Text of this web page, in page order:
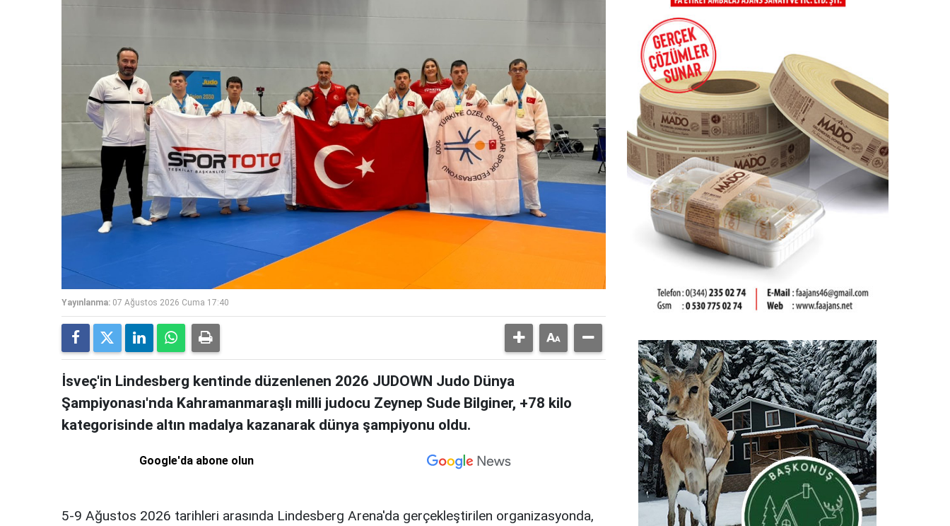
Yayınlanma: 07 Ağustos 2026 Cuma 17:40
İsveç'in Lindesberg kentinde düzenlenen 2026 JUDOWN Judo Dünya
Şampiyonası'nda Kahramanmaraşlı milli judocu Zeynep Sude Bilginer, +78 kilo
kategorisinde altın madalya kazanarak dünya şampiyonu oldu.
Google'da abone olun
5-9 Ağustos 2026 tarihleri arasında Lindesberg Arena'da gerçekleştirilen organizasyonda,